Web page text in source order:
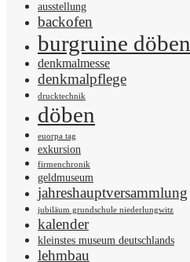
ausstellung
backofen
burgruine döben
denkmalmesse
denkmalpflege
drucktechnik
döben
euorpa tag
exkursion
firmenchronik
geldmuseum
jahreshauptversammlung
jubiläum grundschule niederlungwitz
kalender
kleinstes museum deutschlands
lehmbau